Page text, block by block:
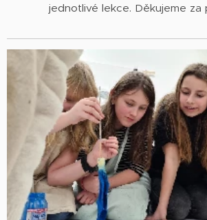
jednotlivé lekce. Děkujeme za